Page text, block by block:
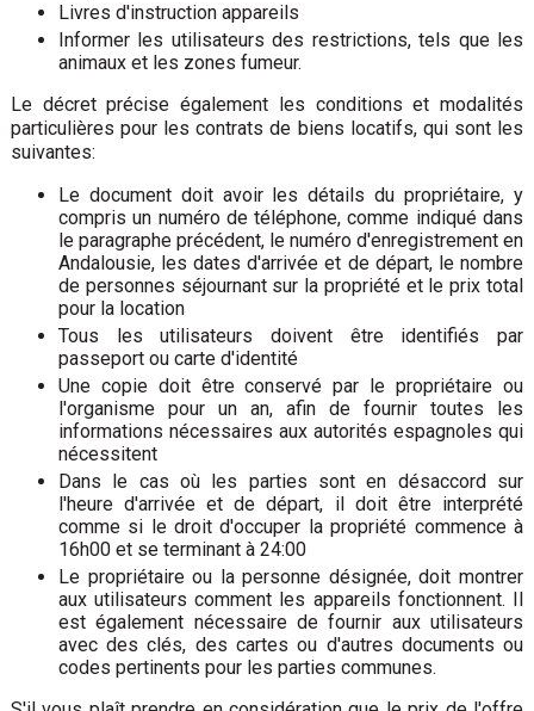
Livres d'instruction appareils
Informer les utilisateurs des restrictions, tels que les
animaux et les zones fumeur.
Le décret précise également les conditions et modalités
particulières pour les contrats de biens locatifs, qui sont les
suivantes:
Le document doit avoir les détails du propriétaire, y
compris un numéro de téléphone, comme indiqué dans
le paragraphe précédent, le numéro d'enregistrement en
Andalousie, les dates d'arrivée et de départ, le nombre
de personnes séjournant sur la propriété et le prix total
pour la location
Tous les utilisateurs doivent être identifiés par
passeport ou carte d'identité
Une copie doit être conservé par le propriétaire ou
l'organisme pour un an, afin de fournir toutes les
informations nécessaires aux autorités espagnoles qui
nécessitent
Dans le cas où les parties sont en désaccord sur
l'heure d'arrivée et de départ, il doit être interprété
comme si le droit d'occuper la propriété commence à
16h00 et se terminant à 24:00
Le propriétaire ou la personne désignée, doit montrer
aux utilisateurs comment les appareils fonctionnent. Il
est également nécessaire de fournir aux utilisateurs
avec des clés, des cartes ou d'autres documents ou
codes pertinents pour les parties communes.